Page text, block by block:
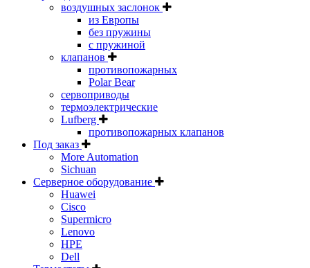
воздушных заслонок
из Европы
без пружины
с пружиной
клапанов
противопожарных
Polar Bear
сервоприводы
термоэлектрические
Lufberg
противопожарных клапанов
Под заказ
More Automation
Sichuan
Серверное оборудование
Huawei
Cisco
Supermicro
Lenovo
HPE
Dell